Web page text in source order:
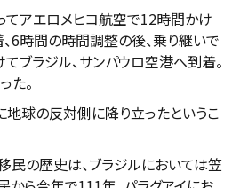
てアエロメヒコ航空で12時間かけ
6時間の時間調整の後、乗り継いで
ブラジル、サンパウロ空港へ到着。
た。
地球の反対側に降り立ったというこ
民の歴史は、ブラジルにおいては笠